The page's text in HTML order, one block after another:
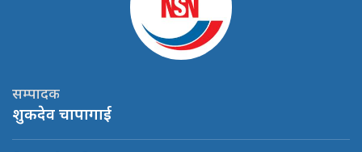
सम्पादक
शुकदेव चापागाई